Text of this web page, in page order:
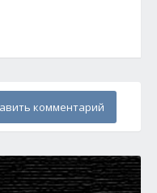
комментарий